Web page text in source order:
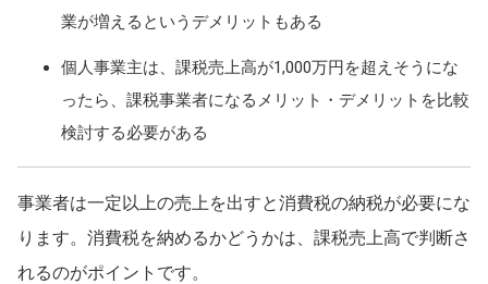
業が増えるというデメリットもある
個人事業主は、課税売上高が1,000万円を超えそうにな
ったら、課税事業者になるメリット・デメリットを比較
検討する必要がある
事業者は一定以上の売上を出すと消費税の納税が必要にな
ります。消費税を納めるかどうかは、課税売上高で判断さ
れるのがポイントです。